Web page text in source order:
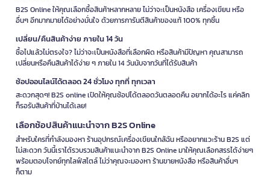
B2S Online ให้คุณเลือกซื้อสินค้าหลากหลาย ไม่ว่าจะเป็นหนังสือ เครื่องเขียน หรือ
อื่นๆ อีกมากมายได้อย่างมั่นใจ ด้วยการการันตีสินค้าของแท้ 100% ทุกชิ้น
เปลี่ยน/คืนสินค้าง่าย ภายใน 14 วัน
ซื้อไปแล้วไม่ตรงใจ? ไม่ว่าจะเป็นหนังสือที่เลือกผิด หรือสินค้ามีปัญหา คุณสามารถ
เปลี่ยนหรือคืนสินค้าได้ง่าย ๆ ภายใน 14 วันนับจากวันที่ได้รับสินค้า
ช้อปออนไลน์ได้ตลอด 24 ชั่วโมง ทุกที่ ทุกเวลา
สะดวกสุดๆ! B2S online เปิดให้คุณช้อปได้ตลอดวันตลอดคืน อยากได้อะไร แค่คลิก
ก็รอรับสินค้าที่บ้านได้เลย!
เลือกช้อปสินค้าแนะนำจาก B2S Online
สำหรับใครที่กำลังมองหา ร้านอุปกรณ์เครื่องเขียนใกล้ฉัน หรืออยากแวะร้าน B2S แต่
ไม่สะดวก วันนี้เราได้รวบรวมสินค้าแนะนำจาก B2S Online มาให้คุณเลือกสรรได้ง่ายๆ
พร้อมตอบโจทย์ทุกไลฟ์สไตล์ ไม่ว่าคุณจะมองหา ร้านขายหนังสือ หรือสินค้าอื่นๆ
ก็ตาม